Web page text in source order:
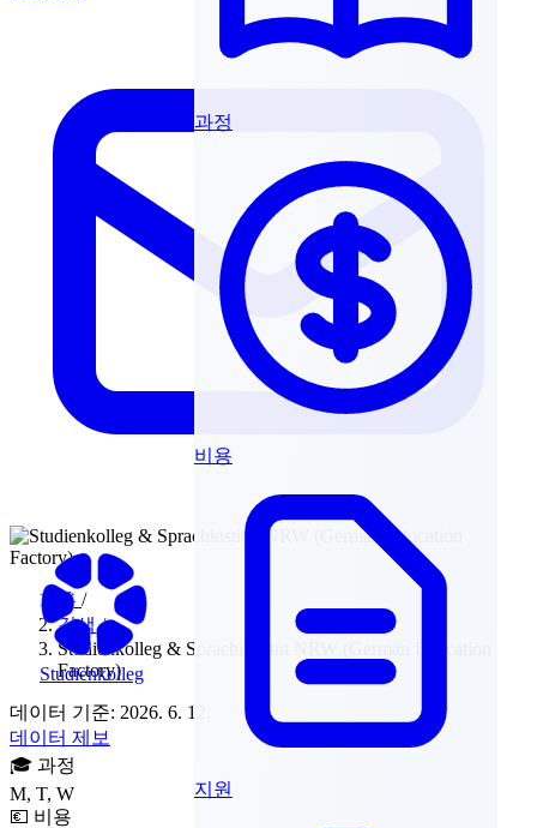
Studienkolleg
과정
비용
지원
홈 /
검색/
Studienkolleg & Sprachinstitut NRW (German Education
Factory)
데이터 기준: 2026. 6. 12.
데이터 제보
🎓 과정
M, T, W
💶 비용